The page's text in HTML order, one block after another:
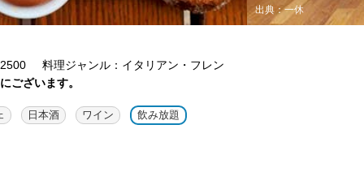
出典：一休
料理ジャンル：イタリアン・フレン
ございます。
日本酒 ワイン 飲み放題